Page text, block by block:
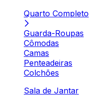
Quarto Completo
Guarda-Roupas
Cômodas
Camas
Penteadeiras
Colchões
Sala de Jantar